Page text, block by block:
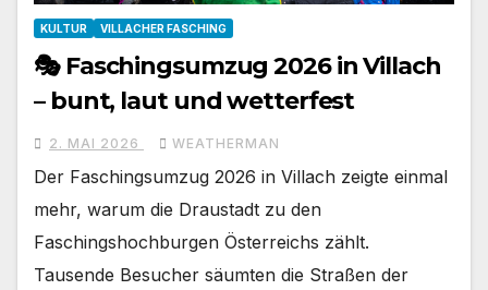
KULTUR VILLACHER FASCHING
🎭 Faschingsumzug 2026 in Villach
– bunt, laut und wetterfest
2. MAI 2026 WEATHERMAN
Der Faschingsumzug 2026 in Villach zeigte einmal
mehr, warum die Draustadt zu den
Faschingshochburgen Österreichs zählt.
Tausende Besucher säumten die Straßen der